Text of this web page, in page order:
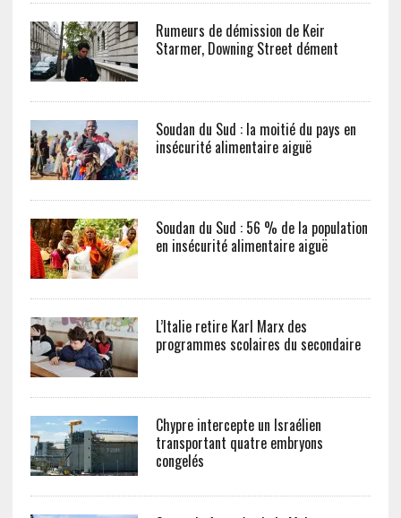
Rumeurs de démission de Keir
Starmer, Downing Street dément
Soudan du Sud : la moitié du pays en
insécurité alimentaire aiguë
Soudan du Sud : 56 % de la population
en insécurité alimentaire aiguë
L’Italie retire Karl Marx des
programmes scolaires du secondaire
Chypre intercepte un Israélien
transportant quatre embryons
congelés